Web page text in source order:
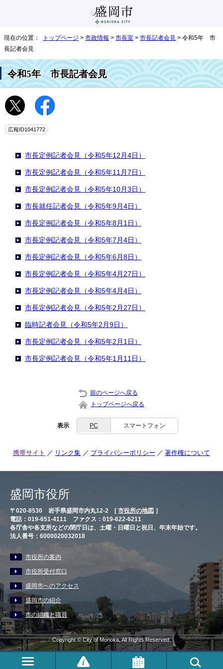
現在の位置： トップページ > 市政情報 > 市長室 > 市長記者会見 > 令和5年 市
長記者会見
令和5年 市長記者会見
広報ID1041772
市長定例記者会見（令和5年12月4日）
市長定例記者会見（令和5年11月7日）
市長定例記者会見（令和5年10月3日）
市長就任記者会見（令和5年9月4日）
市長定例記者会見（令和5年8月1日）
市長定例記者会見（令和5年7月4日）
市長定例記者会見（令和5年6月8日）
市長定例記者会見（令和5年4月27日）
市長定例記者会見（令和5年4月4日）
市長定例記者会見（令和5年2月27日）
臨時記者会見（令和5年2月9日）
市長定例記者会見（令和5年2月1日）
市長定例記者会見（令和5年1月11日）
前のページへ戻る
トップページへ戻る
表示 PC スマートフォン
携帯サイト リンク集 プライバシーポリシー 著作権について
盛岡市役所
〒020-8530 岩手県盛岡市内丸12-2 [ 市役所の地図 ］
電話：019-651-4111 ファクス：019-622-6211
各庁舎や各支所などの閉庁日は、土曜・日曜日と祝日、年末年始です。
法人番号：6000020032018
市役所の案内
市役所受付窓口
盛岡市へのアクセス
盛岡市の紹介
市の組織と職員
Copyright © City of Morioka, All Rights Reserved.